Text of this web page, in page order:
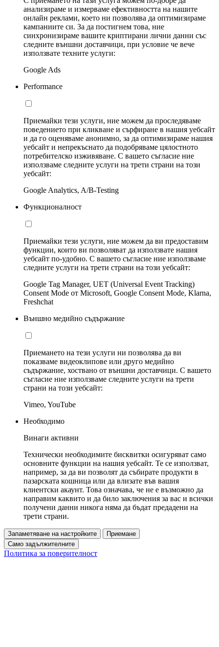
анализираме и измерваме ефективността на нашите
онлайн реклами, което ни позволява да оптимизираме
кампаниите си. За да постигнем това, ние
синхронизираме вашите криптирани лични данни със
следните външни доставчици, при условие че вече
използвате техните услуги:
Google Ads
Performance
Приемайки тези услуги, ние можем да проследяваме
поведението при кликване и сърфиране в нашия уебсайт
и да го оценяваме анонимно, за да оптимизираме нашия
уебсайт и непрекъснато да подобряваме цялостното
потребителско изживяване. С вашето съгласие ние
използваме следните услуги на трети страни на този
уебсайт:
Google Analytics, A/B-Testing
Функционалност
Приемайки тези услуги, ние можем да ви предоставим
функции, които ви позволяват да използвате нашия
уебсайт по-удобно. С вашето съгласие ние използваме
следните услуги на трети страни на този уебсайт:
Google Tag Manager, UET (Universal Event Tracking)
Consent Mode от Microsoft, Google Consent Mode, Klarna,
Freshchat
Външно медийно съдържание
Приемането на тези услуги ни позволява да ви
показваме видеоклипове или друго медийно
съдържание, хоствано от външни доставчици. С вашето
съгласие ние използваме следните услуги на трети
страни на този уебсайт:
Vimeo, YouTube
Необходимо
Винаги активни
Технически необходимите бисквитки осигуряват само
основните функции на нашия уебсайт. Те се използват,
например, за да ви позволят да събирате продукти в
пазарската кошница или да влизате във вашия
клиентски акаунт. Това означава, че не е възможно да
направим каквито и да било заключения за вас и всички
получени данни никога няма да бъдат предадени на
трети страни.
Запаметяване на настройките
Приемане
Само задължителните
Политика за поверителност